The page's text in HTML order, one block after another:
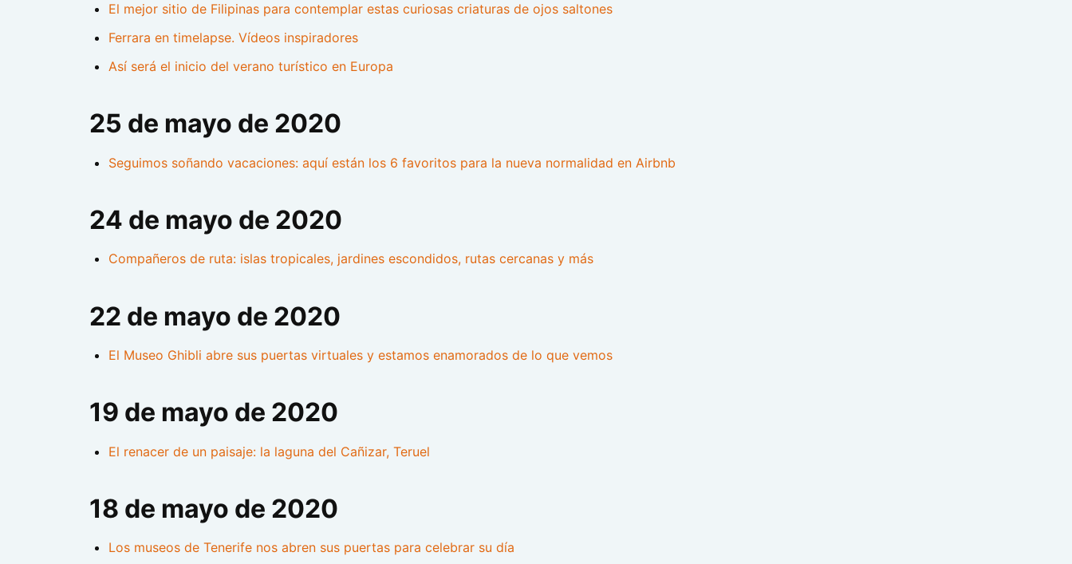
El mejor sitio de Filipinas para contemplar estas curiosas criaturas de ojos saltones
Ferrara en timelapse. Vídeos inspiradores
Así será el inicio del verano turístico en Europa
25 de mayo de 2020
Seguimos soñando vacaciones: aquí están los 6 favoritos para la nueva normalidad en Airbnb
24 de mayo de 2020
Compañeros de ruta: islas tropicales, jardines escondidos, rutas cercanas y más
22 de mayo de 2020
El Museo Ghibli abre sus puertas virtuales y estamos enamorados de lo que vemos
19 de mayo de 2020
El renacer de un paisaje: la laguna del Cañizar, Teruel
18 de mayo de 2020
Los museos de Tenerife nos abren sus puertas para celebrar su día